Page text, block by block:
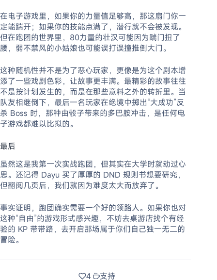
在电子游戏里，如果你的力量值足够高，那这扇门你一
定能踹开；如果你的技能点满了，潜行就不会被发现。
但在跑团的世界里，80力量的壮汉可能因为踹门扭了
腰，弱不禁风的小姑娘也可能误打误撞推倒大门。
这种随机性并不是为了恶心玩家，更像是为这个剧本增
添了一些戏剧色彩，让故事更丰满。最精彩的故事往往
不是按计划发生的，而是在那些意料之外的转折里。当
队友相继倒下，最后一名玩家在绝境中掷出“大成功”反
杀 Boss 时，那种由骰子带来的多巴胺冲击，是任何电
子游戏都难以比拟的。
最后
虽然这是我第一次实战跑团，但其实在大学时就动过心
思。还记得 Dayu 买了厚厚的 DND 规则书想要研究，
但翻阅几页后，我们就因为难度太大而放弃了。
事实证明，跑团确实需要一个好的领路人。如果你也对
这种“自由”的游戏形式感兴趣，不妨去桌游店找个有经
验的 KP 带带路，去开启那场属于你们自己独一无二的
冒险。
4 支持